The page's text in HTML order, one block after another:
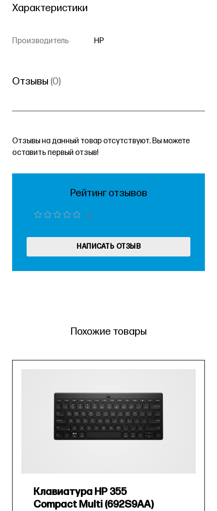
Характеристики
Производитель HP
Отзывы (0)
Отзывы на данный товар отсутствуют. Вы можете
оставить первый отзыв!
Рейтинг отзывов
0
НАПИСАТЬ ОТЗЫВ
Похожие товары
Клавиатура HP 355
Compact Multi (692S9AA)